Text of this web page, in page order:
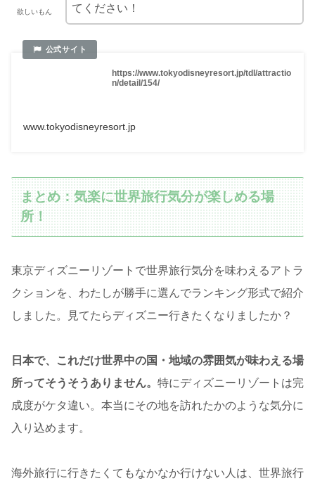
欲しいもん
てください！
https://www.tokyodisneyresort.jp/tdl/attractio
n/detail/154/
www.tokyodisneyresort.jp
まとめ：気楽に世界旅行気分が楽しめる場
所！
東京ディズニーリゾートで世界旅行気分を味わえるアトラ
クションを、わたしが勝手に選んでランキング形式で紹介
しました。見てたらディズニー行きたくなりましたか？
日本で、これだけ世界中の国・地域の雰囲気が味わえる場
所ってそうそうありません。 特にディズニーリゾートは完
成度がケタ違い。本当にその地を訪れたかのような気分に
入り込めます。
海外旅行に行きたくてもなかなか行けない人は、世界旅行